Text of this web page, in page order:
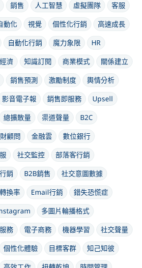
銷售 人工智慧 虛擬團隊
客服
動化 視覺 個性化行銷
高速成長
自動化行銷 魔力象限
HR
濟 知識訂閱 商業模式
關係建立
銷售預測 激勵制度
輿情分析
影音電子報 銷售即服務
Upsell
總擴散量 渠道聲量
B2C
顧問 金融雲
數位銀行
社交監控
部落客行銷
銷 B2B銷售
社交意圖數據
換率 Email行銷
錯失恐慌症
多圖片輪播格式
務 電子商務 機器學習
社交聲量
個性化體驗 目標客群
知己知彼